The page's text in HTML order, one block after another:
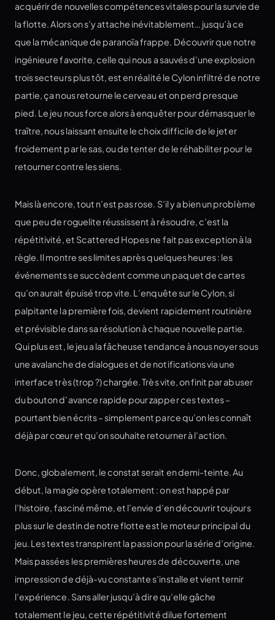
acquérir de nouvelles compétences vitales pour la survie de
la flotte. Alors on s’y attache inévitablement… jusqu’à ce
que la mécanique de paranoïa frappe. Découvrir que notre
ingénieure favorite, celle qui nous a sauvés d’une explosion
trois secteurs plus tôt, est en réalité le Cylon infiltré de notre
partie, ça nous retourne le cerveau et on perd presque
pied. Le jeu nous force alors à enquêter pour démasquer le
traître, nous laissant ensuite le choix difficile de le jeter
froidement par le sas, ou de tenter de le réhabiliter pour le
retourner contre les siens.
Mais là encore, tout n’est pas rose. S’il y a bien un problème
que peu de roguelite réussissent à résoudre, c’est la
répétitivité, et Scattered Hopes ne fait pas exception à la
règle. Il montre ses limites après quelques heures : les
événements se succèdent comme un paquet de cartes
qu’on aurait épuisé trop vite. L’enquête sur le Cylon, si
palpitante la première fois, devient rapidement routinière
et prévisible dans sa résolution à chaque nouvelle partie.
Qui plus est, le jeu a la fâcheuse tendance à nous noyer sous
une avalanche de dialogues et de notifications via une
interface très (trop ?) chargée. Très vite, on finit par abuser
du bouton d’avance rapide pour zapper ces textes –
pourtant bien écrits – simplement parce qu’on les connaît
déjà par cœur et qu’on souhaite retourner à l’action.
Donc, globalement, le constat serait en demi-teinte. Au
début, la magie opère totalement : on est happé par
l’histoire, fasciné même, et l’envie d’en découvrir toujours
plus sur le destin de notre flotte est le moteur principal du
jeu. Les textes transpirent la passion pour la série d’origine.
Mais passées les premières heures de découverte, une
impression de déjà-vu constante s’installe et vient ternir
l’expérience. Sans aller jusqu’à dire qu’elle gâche
totalement le jeu, cette répétitivité dilue fortement